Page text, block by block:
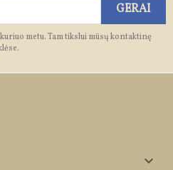
metu. Tam tikslui mūsų kontaktinę
